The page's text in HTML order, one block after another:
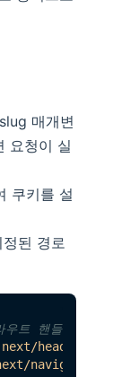
매개변
요청이 실
쿠키를 설
된 경로
트 핸들러
headers'
navigation'